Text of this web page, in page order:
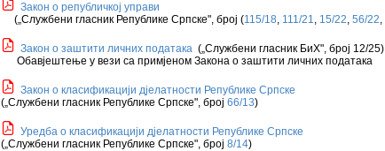
Закон о републичкој управи
(„Службени гласник Републике Српске", број (115/18, 111/21, 15/22, 56/22,
Закон о заштити личних података („Службени гласник БиХ", број 12/25)
Обавјештење у вези са примјеном Закона о заштити личних података
Закон о класификацији дјелатности Републике Српске
(„Службени гласник Републике Српске", број 66/13)
Уредба о класификацији дјелатности Републике Српске
(„Службени гласник Републике Српске", број 8/14)